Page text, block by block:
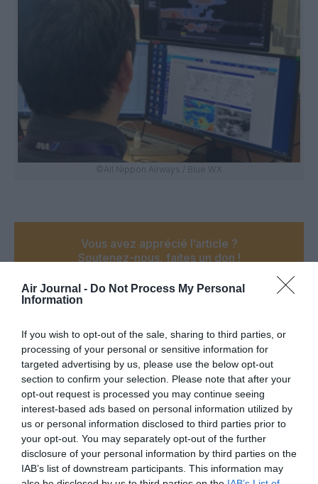
Air Journal - Do Not Process My Personal
Information
If you wish to opt-out of the sale, sharing to third parties, or
processing of your personal or sensitive information for
targeted advertising by us, please use the below opt-out
section to confirm your selection. Please note that after your
opt-out request is processed you may continue seeing
interest-based ads based on personal information utilized by
us or personal information disclosed to third parties prior to
your opt-out. You may separately opt-out of the further
disclosure of your personal information by third parties on the
IAB’s list of downstream participants. This information may
©All Nippon Airways / Blue WX
Vous avez apprécié l’article ?
Soutenez-nous, faites un don !
PARTAGER L'ARTICLE
FacebookTwitterPinterestLinkedInEmail Print